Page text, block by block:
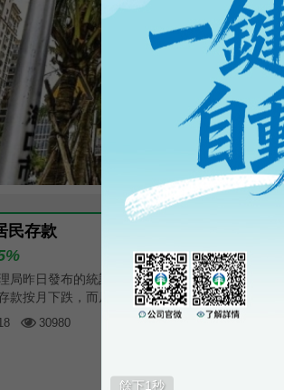
民存款
局昨日發布的統計顯示，6
款按月下跌，而居民貸款...
30980